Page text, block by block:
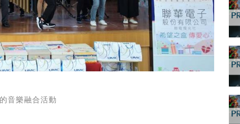
音樂融合活動